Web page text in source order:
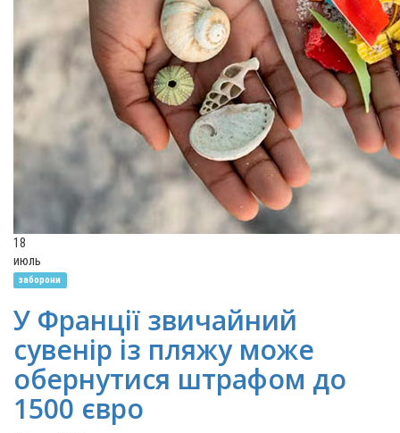
18
июль
заборони
У Франції звичайний
сувенір із пляжу може
обернутися штрафом до
1500 євро